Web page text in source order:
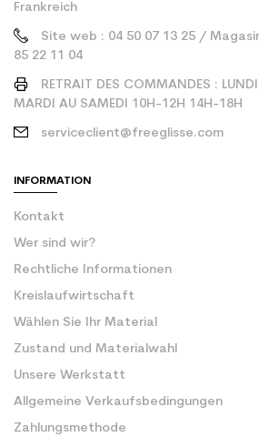
Frankreich
Site web : 04 50 07 13 25 /
85 22 11 04
RETRAIT DES COMMANDES :
MARDI AU SAMEDI 10H-12H 14H-18H
serviceclient@freeglisse.com
INFORMATION
Kontakt
Wer sind wir?
Rechtliche Informationen
Kreislaufwirtschaft
Wählen Sie Ihr Material
Zustand und Materialwahl
Unsere Werkstatt
Allgemeine Verkaufsbedingungen
Zahlungsmethode